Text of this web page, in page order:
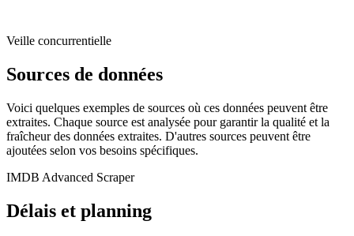
Veille concurrentielle
Sources de données
Voici quelques exemples de sources où ces données peuvent être
extraites. Chaque source est analysée pour garantir la qualité et la
fraîcheur des données extraites. D'autres sources peuvent être
ajoutées selon vos besoins spécifiques.
IMDB Advanced Scraper
Délais et planning